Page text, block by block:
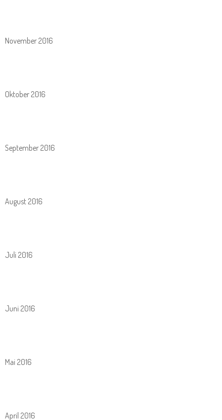
November 2016
Oktober 2016
September 2016
August 2016
Juli 2016
Juni 2016
Mai 2016
April 2016